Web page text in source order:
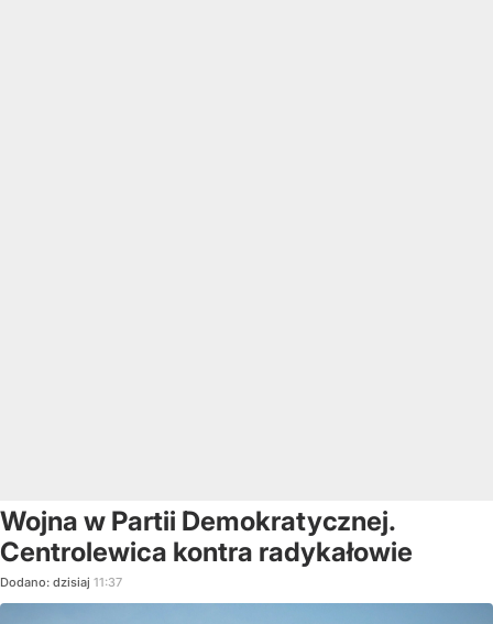
Wojna w Partii Demokratycznej.
Centrolewica kontra radykałowie
Dodano: dzisiaj 11:37